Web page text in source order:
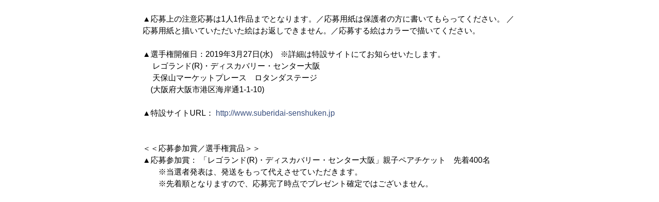
▲応募上の注意応募は1人1作品までとなります。／応募用紙は保護者の方に書いてもらってください。 ／
応募用紙と描いていただいた絵はお返しできません。／応募する絵はカラーで描いてください。
▲選手権開催日：2019年3月27日(水) ※詳細は特設サイトにてお知らせいたします。
レゴランド(R)・ディスカバリー・センター大阪
天保山マーケットプレース ロタンダステージ
(大阪府大阪市港区海岸通1-1-10)
▲特設サイトURL： http://www.suberidai-senshuken.jp
＜＜応募参加賞／選手権賞品＞＞
▲応募参加賞： 「レゴランド(R)・ディスカバリー・センター大阪」親子ペアチケット 先着400名
※当選者発表は、発送をもって代えさせていただきます。
※先着順となりますので、応募完了時点でプレゼント確定ではございません。